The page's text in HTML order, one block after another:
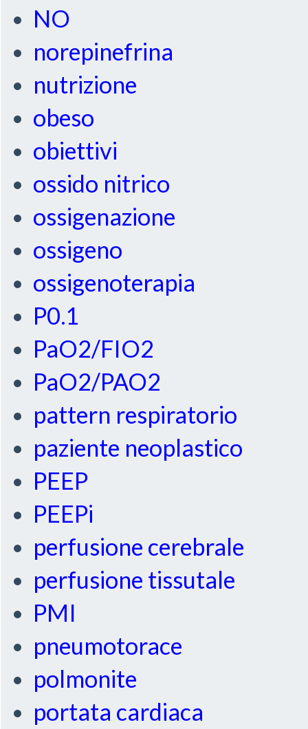
NO
norepinefrina
nutrizione
obeso
obiettivi
ossido nitrico
ossigenazione
ossigeno
ossigenoterapia
P0.1
PaO2/FIO2
PaO2/PAO2
pattern respiratorio
paziente neoplastico
PEEP
PEEPi
perfusione cerebrale
perfusione tissutale
PMI
pneumotorace
polmonite
portata cardiaca